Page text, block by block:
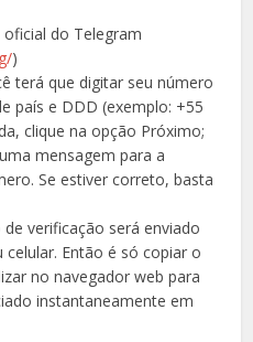
do Telegram
)
terá que digitar seu número
país e DDD (exemplo: +55
clique na opção Próximo;
mensagem para a
Se estiver correto, basta
verificação será enviado
Então é só copiar o
no navegador web para
instantaneamente em